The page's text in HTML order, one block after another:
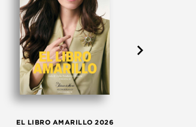
EL LIBRO AMARILLO 2026